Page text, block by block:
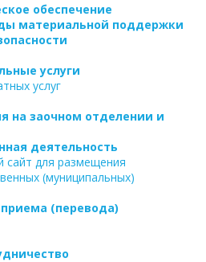
обеспечение
материальной поддержки
услуги
услуг
на заочном отделении и
деятельность
сайт для размещения
(муниципальных)
(перевода)